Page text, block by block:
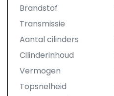
Brandstof
Transmissie
Aantal cilinders
Cilinderinhoud
Vermogen
Topsnelheid